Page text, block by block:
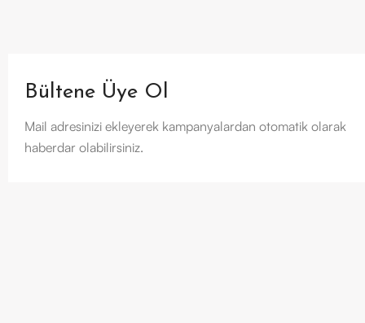
Bültene Üye Ol
Mail adresinizi ekleyerek kampanyalardan otomatik olarak
haberdar olabilirsiniz.